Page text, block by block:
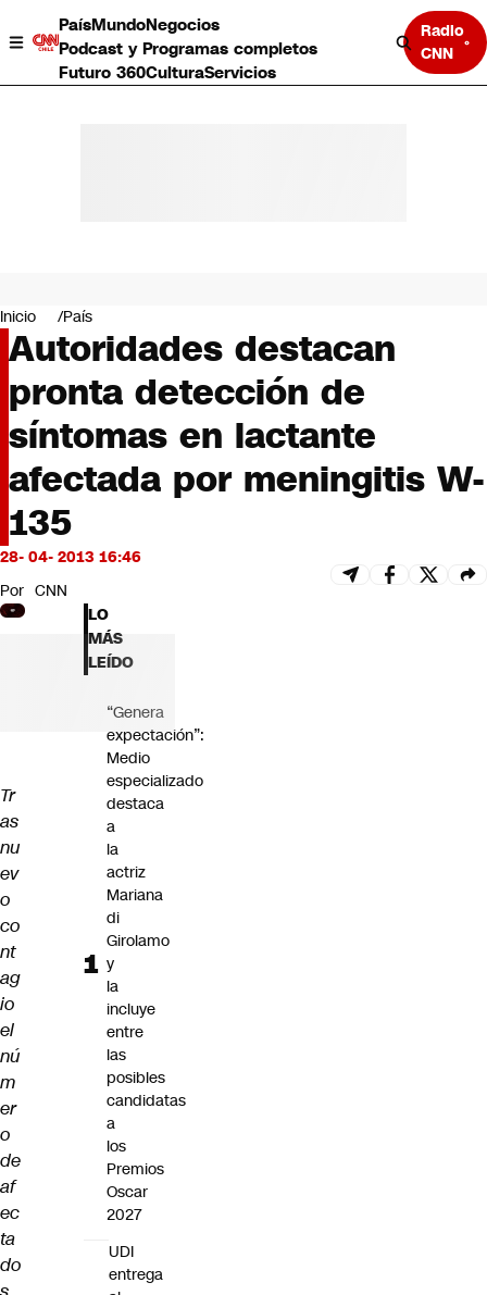
PaísMundoNegocios
Podcast y Programas completos
Futuro 360CulturaServicios
Radio
CNN
Negocios
Deportes
Programas completos
Cultura
Servicios
Bits
CNN tiempo
Futuro 360
Opinión
Inicio País
Autoridades destacan
pronta detección de
síntomas en lactante
afectada por meningitis W-
135
28- 04- 2013 16:46
Por CNN
Tr
as
nu
ev
o
co
nt
ag
io
el
nú
m
er
o
de
af
ec
ta
do
LO
MÁS
LEÍDO
“Genera
expectación”:
Medio
especializado
destaca
a
la
actriz
Mariana
di
Girolamo
y
la
incluye
entre
las
posibles
candidatas
a
los
Premios
Oscar
2027
UDI
entrega